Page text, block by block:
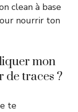
clean à base
nourrir ton
mon
de traces ?
te